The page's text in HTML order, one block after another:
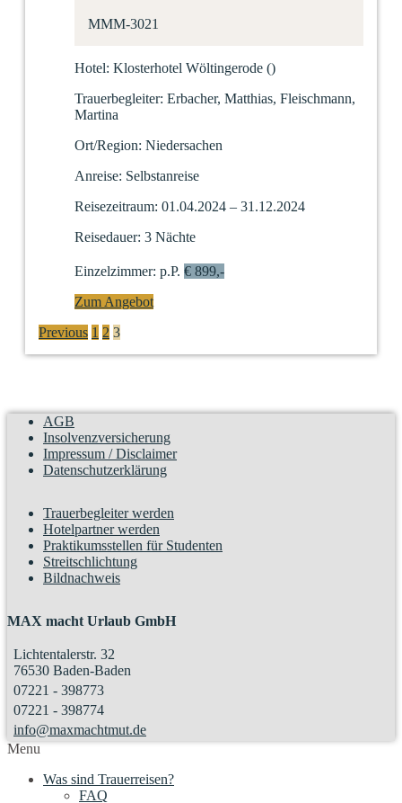
MMM-3021
Hotel: Klosterhotel Wöltingerode ()
Trauerbegleiter: Erbacher, Matthias, Fleischmann,
Martina
Ort/Region: Niedersachen
Anreise: Selbstanreise
Reisezeitraum: 01.04.2024 – 31.12.2024
Reisedauer: 3 Nächte
Einzelzimmer: p.P. € 899,-
Zum Angebot
P
o
t
s
n
a
v
i
g
a
i
o
n
Previous 1 2 3
AGB
Insolvenzversicherung
Impressum / Disclaimer
Datenschutzerklärung
Trauerbegleiter werden
Hotelpartner werden
Praktikumsstellen für Studenten
Streitschlichtung
Bildnachweis
MAX macht Urlaub GmbH
Lichtentalerstr. 32
76530 Baden-Baden
07221 - 398773
07221 - 398774
info@maxmachtmut.de
Menu
Was sind Trauerreisen?
FAQ